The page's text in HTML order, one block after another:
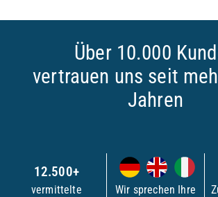
Über 10.000
vertrauen uns seit
Jahren
12.500+
vermittelte
Wir sprechen Ihre